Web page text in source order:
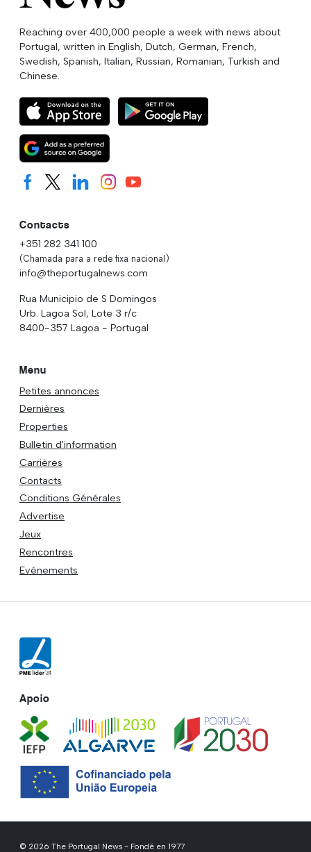
Reaching over 400,000 people a week with news about
Portugal, written in English, Dutch, German, French,
Swedish, Spanish, Italian, Russian, Romanian, Turkish and
Chinese.
Contacts
+351 282 341 100
(Chamada para a rede fixa nacional)
info@theportugalnews.com
Rua Municipio de S Domingos
Urb. Lagoa Sol, Lote 3 r/c
8400-357 Lagoa - Portugal
Menu
Petites annonces
Dernières
Properties
Bulletin d'information
Carrières
Contacts
Conditions Générales
Advertise
Jeux
Rencontres
Evénements
Apoio
© 2026 The Portugal News - Fondé en 1977